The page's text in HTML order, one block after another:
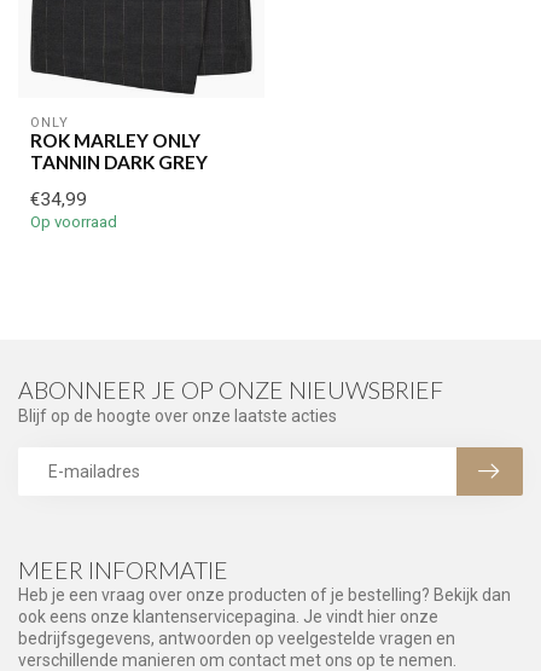
ONLY
ROK MARLEY ONLY
TANNIN DARK GREY
€34,99
Op voorraad
MEER INFORMATIE
Heb je een vraag over onze producten of je bestelling? Bekijk dan
ook eens onze klantenservicepagina. Je vindt hier onze
bedrijfsgegevens, antwoorden op veelgestelde vragen en
verschillende manieren om contact met ons op te nemen.
ABONNEER JE OP ONZE NIEUWSBRIEF
Blijf op de hoogte over onze laatste acties